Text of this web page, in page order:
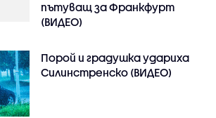
пътуващ за Франкфурт
(ВИДЕО)
Порой и градушка удариха
Силинстренско (ВИДЕО)